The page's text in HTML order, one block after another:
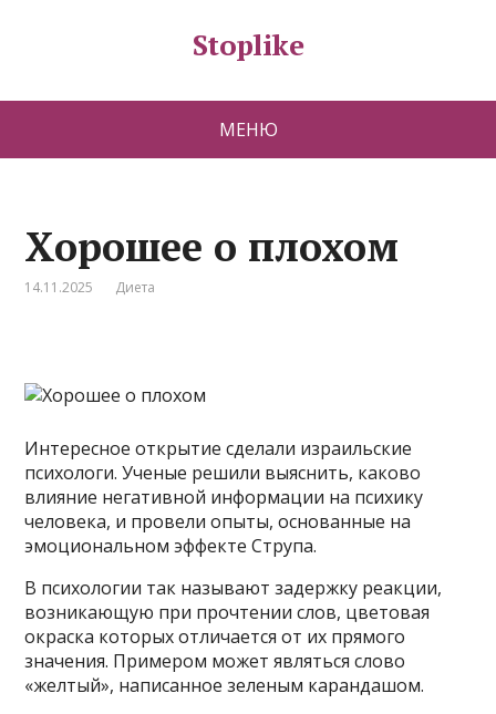
Stoplike
МЕНЮ
Хорошее о плохом
14.11.2025 Диета
Интересное открытие сделали израильские
психологи. Ученые решили выяснить, каково
влияние негативной информации на психику
человека, и провели опыты, основанные на
эмоциональном эффекте Струпа.
В психологии так называют задержку реакции,
возникающую при прочтении слов, цветовая
окраска которых отличается от их прямого
значения. Примером может являться слово
«желтый», написанное зеленым карандашом.